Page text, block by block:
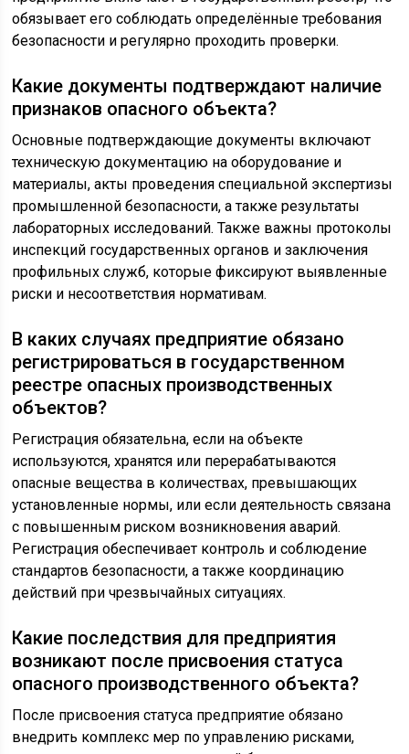
обязывает его соблюдать определённые требования
безопасности и регулярно проходить проверки.
Какие документы подтверждают наличие
признаков опасного объекта?
Основные подтверждающие документы включают
техническую документацию на оборудование и
материалы, акты проведения специальной экспертизы
промышленной безопасности, а также результаты
лабораторных исследований. Также важны протоколы
инспекций государственных органов и заключения
профильных служб, которые фиксируют выявленные
риски и несоответствия нормативам.
В каких случаях предприятие обязано
регистрироваться в государственном
реестре опасных производственных
объектов?
Регистрация обязательна, если на объекте
используются, хранятся или перерабатываются
опасные вещества в количествах, превышающих
установленные нормы, или если деятельность связана
с повышенным риском возникновения аварий.
Регистрация обеспечивает контроль и соблюдение
стандартов безопасности, а также координацию
действий при чрезвычайных ситуациях.
Какие последствия для предприятия
возникают после присвоения статуса
опасного производственного объекта?
После присвоения статуса предприятие обязано
внедрить комплекс мер по управлению рисками,